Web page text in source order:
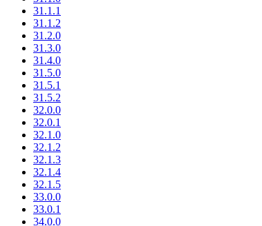
31.1.1
31.1.2
31.2.0
31.3.0
31.4.0
31.5.0
31.5.1
31.5.2
32.0.0
32.0.1
32.1.0
32.1.2
32.1.3
32.1.4
32.1.5
33.0.0
33.0.1
34.0.0